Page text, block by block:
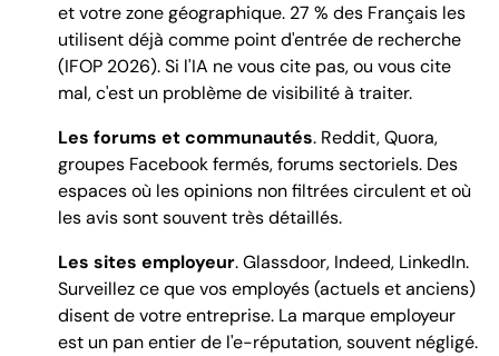
et votre zone géographique. 27 % des Français les
utilisent déjà comme point d'entrée de recherche
(IFOP 2026). Si l'IA ne vous cite pas, ou vous cite
mal, c'est un problème de visibilité à traiter.
Les forums et communautés. Reddit, Quora,
groupes Facebook fermés, forums sectoriels. Des
espaces où les opinions non filtrées circulent et où
les avis sont souvent très détaillés.
Les sites employeur. Glassdoor, Indeed, LinkedIn.
Surveillez ce que vos employés (actuels et anciens)
disent de votre entreprise. La marque employeur
est un pan entier de l'e-réputation, souvent négligé.